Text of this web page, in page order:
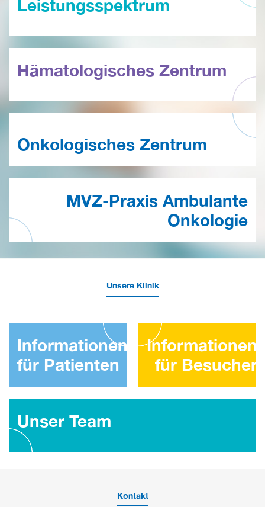
Leistungsspektrum
Hämatologisches Zentrum
Onkologisches Zentrum
MVZ-Praxis Ambulante
Onkologie
Unsere Klinik
Informationen
für Patienten
Informationen
für Besucher
Unser Team
Kontakt